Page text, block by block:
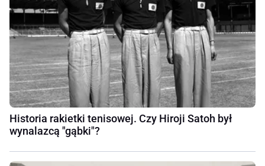
Historia rakietki tenisowej. Czy Hiroji Satoh był
wynalazcą "gąbki"?